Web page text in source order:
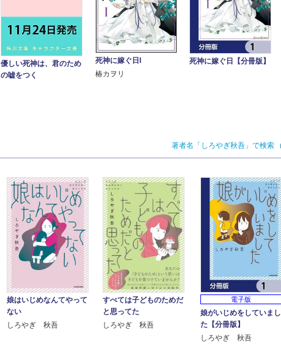
優しい死神は、君のため
の嘘をつく
死神に嫁ぐ日I
椿カヲリ
死神に嫁ぐ日【分冊版】
著者名「しろやぎ秋吾」で検索
娘はいじめなんてやって
ない
しろやぎ 秋吾
すべては子どものためだ
と思ってた
しろやぎ 秋吾
電子版
娘がいじめをしていまし
た【分冊版】
しろやぎ 秋吾